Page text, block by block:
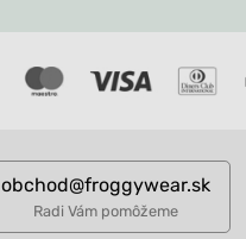
obchod@froggywear.sk
Radi Vám pomôžeme